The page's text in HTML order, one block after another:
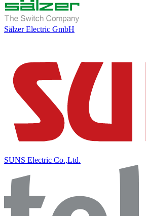
Sälzer Electric GmbH
SUNS Electric Co.,Ltd.